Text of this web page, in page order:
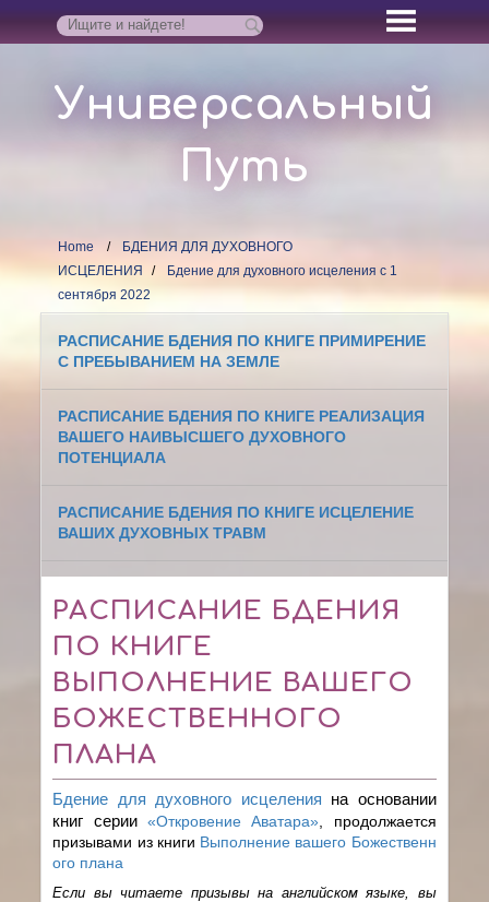
Универсальный
Путь
Home
БДЕНИЯ ДЛЯ ДУХОВНОГО
ИСЦЕЛЕНИЯ
Бдение для духовного исцеления с 1
сентября 2022
РАСПИСАНИЕ БДЕНИЯ ПО КНИГЕ ПРИМИРЕНИЕ
С ПРЕБЫВАНИЕМ НА ЗЕМЛЕ
РАСПИСАНИЕ БДЕНИЯ ПО КНИГЕ РЕАЛИЗАЦИЯ
ВАШЕГО НАИВЫСШЕГО ДУХОВНОГО
ПОТЕНЦИАЛА
РАСПИСАНИЕ БДЕНИЯ ПО КНИГЕ ИСЦЕЛЕНИЕ
ВАШИХ ДУХОВНЫХ ТРАВМ
РАСПИСАНИЕ БДЕНИЯ
ПО КНИГЕ
ВЫПОЛНЕНИЕ ВАШЕГО
БОЖЕСТВЕННОГО
ПЛАНА
Бдение для духовного исцеления
на основании
книг серии «Откровение Аватара» , продолжается
призывами из книги Выполнение вашего Божественн
ого плана
Если вы читаете призывы на английском языке, вы